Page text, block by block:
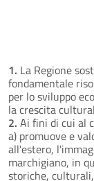
1. La Regione
fondamentale
per lo sviluppo
la crescita
2. Ai fini di cui al
a) promuove e
all'estero,
marchigiano, in
storiche,